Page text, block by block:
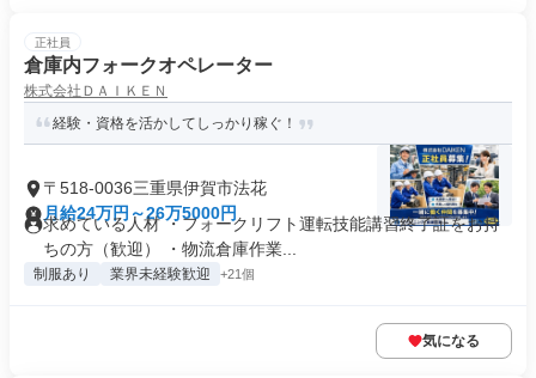
正社員
倉庫内フォークオペレーター
株式会社ＤＡＩＫＥＮ
経験・資格を活かしてしっかり稼ぐ！
〒518-0036三重県伊賀市法花
月給24万円～26万5000円
求めている人材 ・フォークリフト運転技能講習終了証をお持
ちの方（歓迎） ・物流倉庫作業...
制服あり 業界未経験歓迎 +21個
気になる